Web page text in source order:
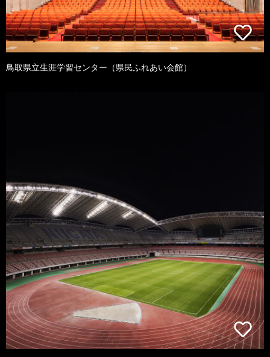
鳥取県立生涯学習センター（県民ふれあい会館）